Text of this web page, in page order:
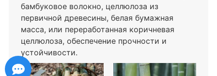
бамбуковое волокно, целлюлоза из
первичной древесины, белая бумажная
масса, или переработанная коричневая
целлюлоза, обеспечение прочности и
устойчивости.